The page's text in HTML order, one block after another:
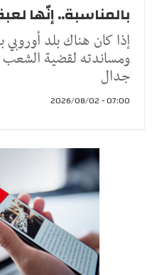
بالمناسبة.. إنّها
إذا كان هناك بلد
ومساندته لقضية الشعب
جدال
07:00 - 2026/08/02